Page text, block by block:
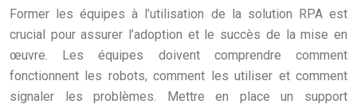
Former les équipes à l’utilisation de la solution RPA est
crucial pour assurer l’adoption et le succès de la mise en
œuvre. Les équipes doivent comprendre comment
fonctionnent les robots, comment les utiliser et comment
signaler les problèmes. Mettre en place un support